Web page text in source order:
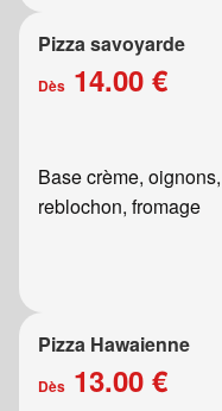
Pizza savoyarde
Dès 14.00 €
Base crème,
reblochon, fromage
Pizza Hawaienne
Dès 13.00 €